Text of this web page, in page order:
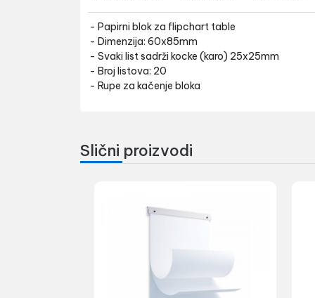
- Papirni blok za flipchart table
- Dimenzija: 60x85mm
- Svaki list sadrži kocke (karo) 25x25mm
- Broj listova: 20
- Rupe za kačenje bloka
Slični proizvodi